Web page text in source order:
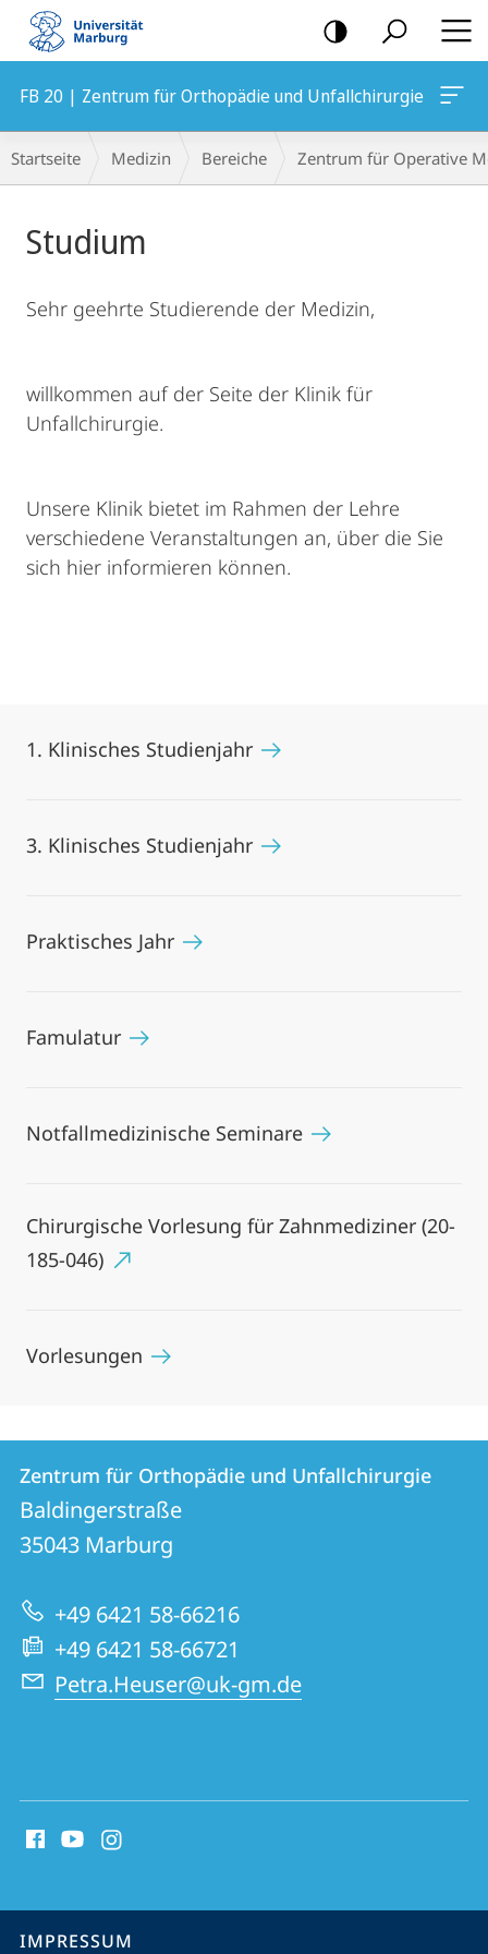
Mobile-
Navigation
FB 20 | Zentrum für Orthopädie und Unfallchirurgie
Hauptinhalt
Breadcrumb-
Navigation
Startseite Medizin Bereiche Zentrum für Operative
Studium
Sehr geehrte Studierende der Medizin,
willkommen auf der Seite der Klinik für
Unfallchirurgie.
Unsere Klinik bietet im Rahmen der Lehre
verschiedene Veranstaltungen an, über die Sie
sich hier informieren können.
1. Klinisches Studienjahr
3. Klinisches Studienjahr
Praktisches Jahr
Famulatur
Notfallmedizinische Seminare
Chirurgische Vorlesung für Zahnmediziner (20-
185-046)
Vorlesungen
Kontakt
und
Informationen
zur
Website
Kontaktinformationen
Zentrum
für
Orthopädie
und
Unfallchirurgie
Zentrum für Orthopädie und Unfallchirurgie
Baldingerstraße
35043 Marburg
+49 6421 58-66216
+49 6421 58-66721
Petra.Heuser@uk-gm.de
Media
Service-
IMPRESSUM